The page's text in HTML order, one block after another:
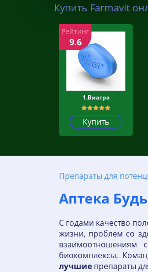
Купить Farmavit
1.Виагра
Купить
Рейтинг
9.6
Препараты для
Аптека
C годами качество
жизни, проблем со
взаимоотношениям
биокомплексы.
лучшие препараты